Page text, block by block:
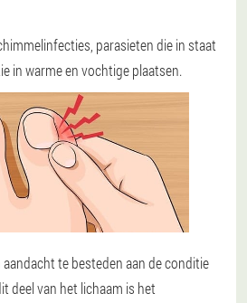
parasieten die in staat
in warme en vochtige plaatsen.
te besteden aan de conditie
deel van het lichaam is het